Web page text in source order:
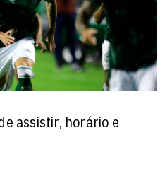
assistir, horário e